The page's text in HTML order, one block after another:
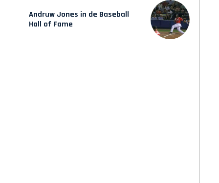
Andruw Jones in de Baseball
Hall of Fame